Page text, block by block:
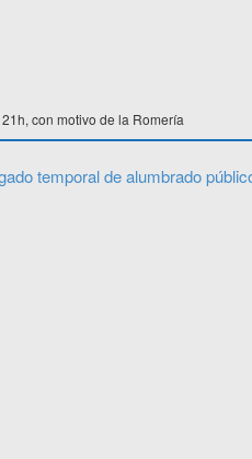
con motivo de la Romería
temporal de alumbrado